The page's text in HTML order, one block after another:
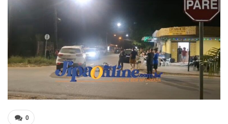
0